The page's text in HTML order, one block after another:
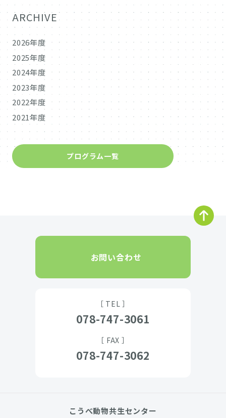
ARCHIVE
2026年度
2025年度
2024年度
2023年度
2022年度
2021年度
プログラム一覧
お問い合わせ
［ TEL ］
078-747-3061
［ FAX ］
078-747-3062
こうべ動物共生センター